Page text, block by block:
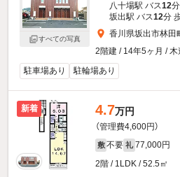
すべての写真
八十場駅 バス12
坂出駅 バス12分
香川県坂出市林田
2階建 / 14年5ヶ月 / 木
駐車場あり
駐輪場あり
新着 4.7万円
（管理費4,600円）
敷 不要 礼 77,000円
2階 / 1LDK / 52.5㎡